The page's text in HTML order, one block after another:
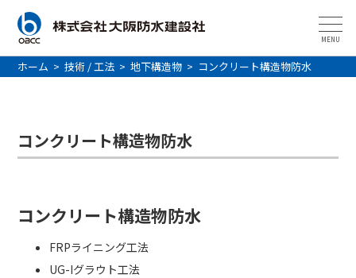
MENU
ホーム >技術 / 工法 >地下構造物 > コンクリート構造物防水
コンクリート構造物防水
コンクリート構造物防水
FRPライニング工法
UG-Iグラウト工法